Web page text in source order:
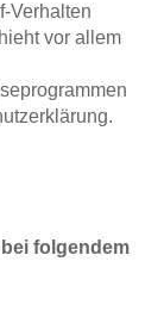
Verhalten
vor allem
folgendem